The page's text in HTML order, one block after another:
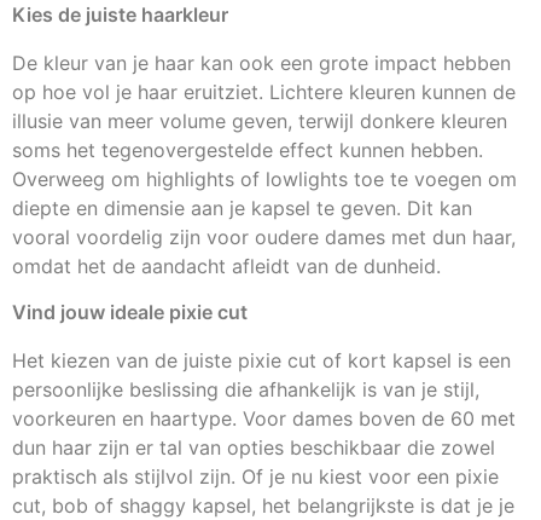
Kies de juiste haarkleur
De kleur van je haar kan ook een grote impact hebben
op hoe vol je haar eruitziet. Lichtere kleuren kunnen de
illusie van meer volume geven, terwijl donkere kleuren
soms het tegenovergestelde effect kunnen hebben.
Overweeg om highlights of lowlights toe te voegen om
diepte en dimensie aan je kapsel te geven. Dit kan
vooral voordelig zijn voor oudere dames met dun haar,
omdat het de aandacht afleidt van de dunheid.
Vind jouw ideale pixie cut
Het kiezen van de juiste pixie cut of kort kapsel is een
persoonlijke beslissing die afhankelijk is van je stijl,
voorkeuren en haartype. Voor dames boven de 60 met
dun haar zijn er tal van opties beschikbaar die zowel
praktisch als stijlvol zijn. Of je nu kiest voor een pixie
cut, bob of shaggy kapsel, het belangrijkste is dat je je